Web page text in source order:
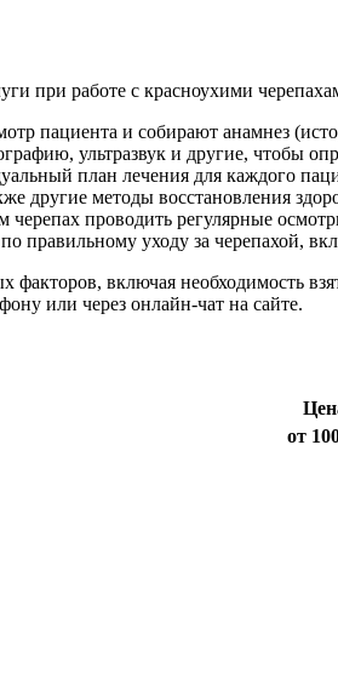
при работе с красноухими
пациента и собирают анамнез
ультразвук и другие, чтобы
план лечения для каждого
другие методы восстановления
проводить регулярные
правильному уходу за черепахой,
включая необходимость
или через онлайн-чат на сайте.
от